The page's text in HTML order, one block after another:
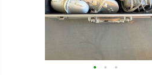
• • •